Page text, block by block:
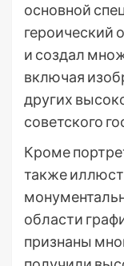
основной
героический
и создал
включая
других
советского
Кроме
также
области
признаны